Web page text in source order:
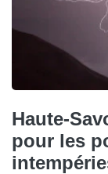
Haute-
pour les